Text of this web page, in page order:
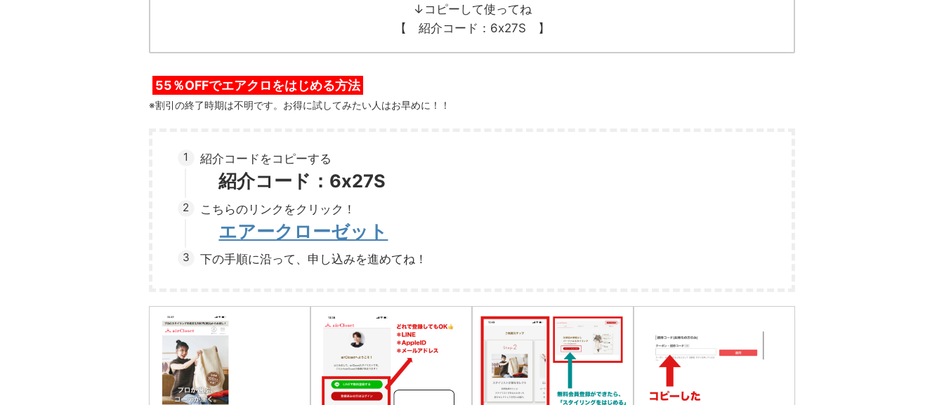
↓コピーして使ってね
【 紹介コード：6x27S 】
55％OFFでエアクロをはじめる方法
※割引の終了時期は不明です。お得に試してみたい人はお早めに！！
紹介コードをコピーする
紹介コード：6x27S
こちらのリンクをクリック！
エアークローゼット
下の手順に沿って、申し込みを進めてね！